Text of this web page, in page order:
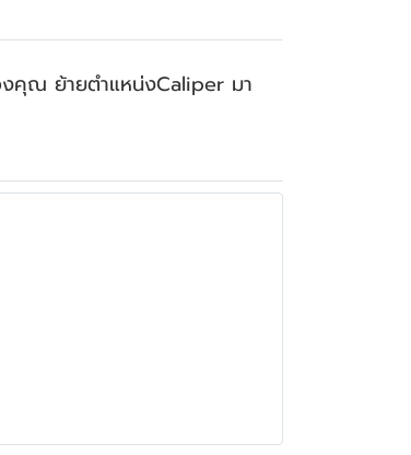
งคุณ ย้ายตำแหน่งCaliper มา